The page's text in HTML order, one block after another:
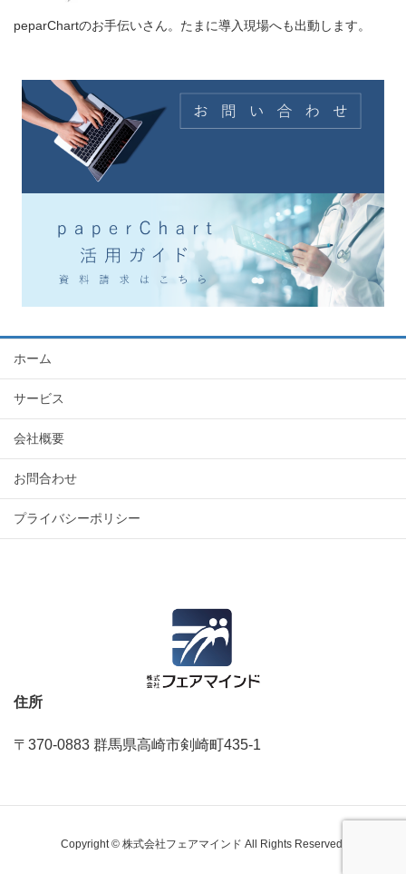
peparChartのお手伝いさん。たまに導入現場へも出動します。
ホーム
サービス
会社概要
お問合わせ
プライバシーポリシー
住所
〒370-0883 群馬県高崎市剣崎町435‐1
Copyright © 株式会社フェアマインド All Rights Reserved.